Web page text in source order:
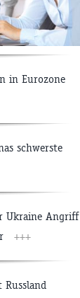
in Eurozone
schwerste
Ukraine Angriff
+++